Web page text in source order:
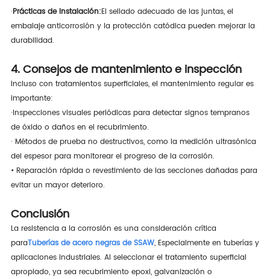
·Prácticas de instalación:El sellado adecuado de las juntas, el
embalaje anticorrosión y la protección catódica pueden mejorar la
durabilidad.
4. Consejos de mantenimiento e inspección
Incluso con tratamientos superficiales, el mantenimiento regular es
importante:
·Inspecciones visuales periódicas para detectar signos tempranos
de óxido o daños en el recubrimiento.
· Métodos de prueba no destructivos, como la medición ultrasónica
del espesor para monitorear el progreso de la corrosión.
• Reparación rápida o revestimiento de las secciones dañadas para
evitar un mayor deterioro.
Conclusión
La resistencia a la corrosión es una consideración crítica
paraTuberías de acero negras de SSAW, Especialmente en tuberías y
aplicaciones industriales. Al seleccionar el tratamiento superficial
apropiado, ya sea recubrimiento epoxi, galvanización o